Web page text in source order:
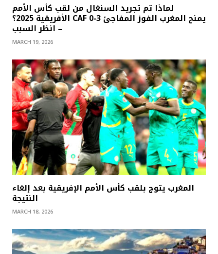
لماذا تم تجريد السنغال من لقب كأس الأمم
الأفريقية 2025؟ CAF يمنح المغرب الفوز المفاجئ 3-0
– انظر السبب
MARCH 19, 2026
المغرب يتوج بلقب كأس الأمم الإفريقية بعد إلغاء
النتيجة
MARCH 18, 2026